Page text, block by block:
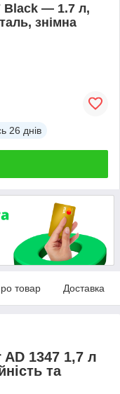
Black — 1.7 л,
знімна
26 днів
товар Доставка
AD 1347 1,7 л
та